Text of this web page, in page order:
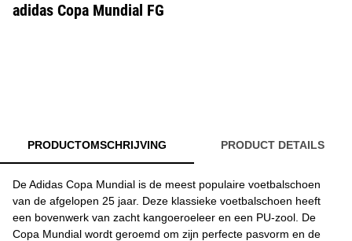
adidas Copa Mundial FG
PRODUCTOMSCHRIJVING PRODUCT DETAILS
De Adidas Copa Mundial is de meest populaire voetbalschoen
van de afgelopen 25 jaar. Deze klassieke voetbalschoen heeft
een bovenwerk van zacht kangoeroeleer en een PU-zool. De
Copa Mundial wordt geroemd om zijn perfecte pasvorm en de